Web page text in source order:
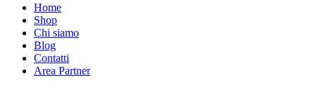
Home
Shop
Chi siamo
Blog
Contatti
Area Partner